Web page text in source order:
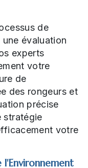
de
évaluation
experts
votre
de
des rongeurs et
précise
stratégie
votre